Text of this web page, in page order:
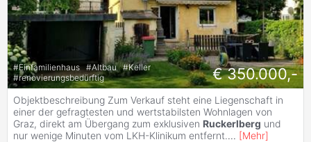
#Einfamilienhaus #Altbau #Keller
#renovierungsbedürftig € 350.000,-
Objektbeschreibung Zum Verkauf steht eine Liegenschaft in
einer der gefragtesten und wertstabilsten Wohnlagen von
Graz, direkt am Übergang zum exklusiven Ruckerlberg und
nur wenige Minuten vom LKH-Klinikum entfernt.... [Mehr]